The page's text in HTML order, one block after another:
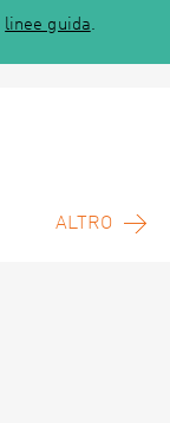
linee guida.
ALTRO